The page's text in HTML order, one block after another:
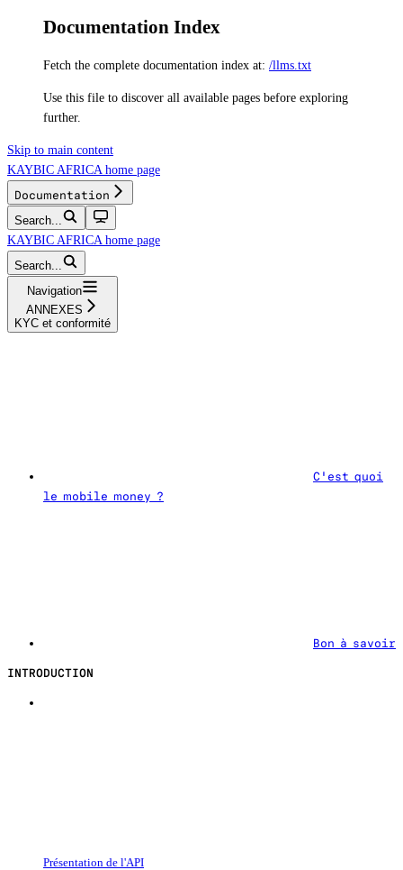
Documentation Index
Fetch the complete documentation index at: /llms.txt
Use this file to discover all available pages before exploring
further.
Skip to main content
KAYBIC AFRICA home page
Documentation
Search...
KAYBIC AFRICA home page
Search...
Navigation
ANNEXES
KYC et conformité
C'est quoi
le mobile money ?
Bon à savoir
INTRODUCTION
Présentation de l'API